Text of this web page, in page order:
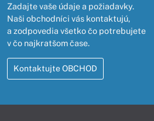
Zadajte vaše údaje a požiadavky.
Naši obchodníci vás kontaktujú,
a zodpovedia všetko čo potrebujete
v čo najkratšom čase.
Kontaktujte OBCHOD